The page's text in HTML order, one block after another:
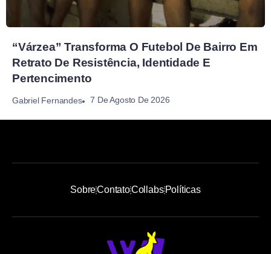
“Várzea” Transforma O Futebol De Bairro Em
Retrato De Resistência, Identidade E
Pertencimento
Gabriel Fernandes 7 De Agosto De 2026
SobreContatoCollabsPolíticas